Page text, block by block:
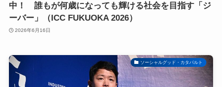
中！ 誰もが何歳になっても輝ける社会を目指す「ジ
ーバー」（ICC FUKUOKA 2026）
2026年6月16日
ソーシャルグッド・カタパルト